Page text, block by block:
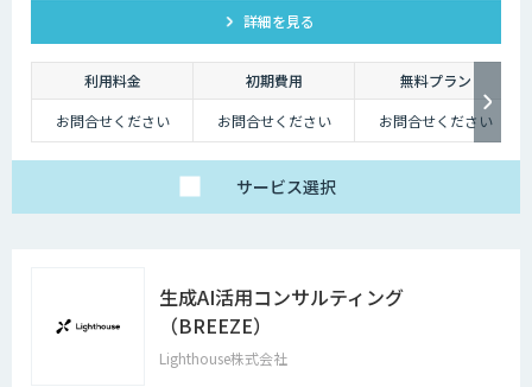
詳細を見る
利用料金 初期費用
無料プラン
お問合せください
お問合せください お問合せください
サービス選択
生成AI活用コンサルティング
（BREEZE）
Lighthouse株式会社